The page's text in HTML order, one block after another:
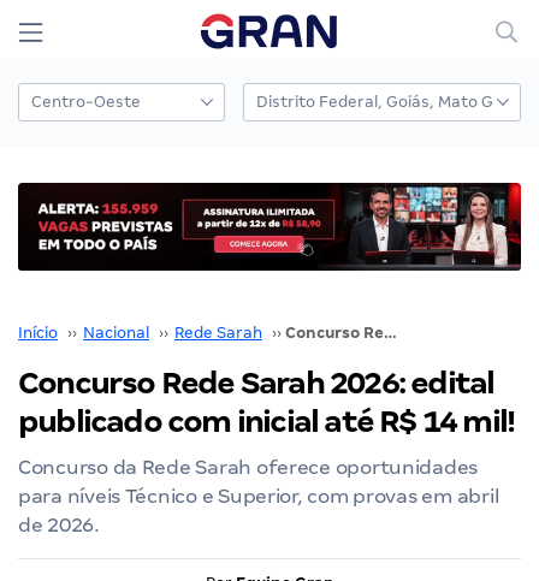
Início ›› Nacional ›› Rede Sarah ›› Concurso Rede Sarah 2026: edital publicado com inicial até R$ 14 mil!
Concurso Rede Sarah 2026: edital
publicado com inicial até R$ 14 mil!
Concurso da Rede Sarah oferece oportunidades
para níveis Técnico e Superior, com provas em abril
de 2026.